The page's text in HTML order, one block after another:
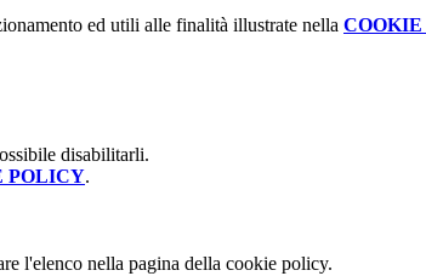
ed utili alle finalità illustrate nella
disabilitarli.
POLICY.
l'elenco nella pagina della cookie policy.